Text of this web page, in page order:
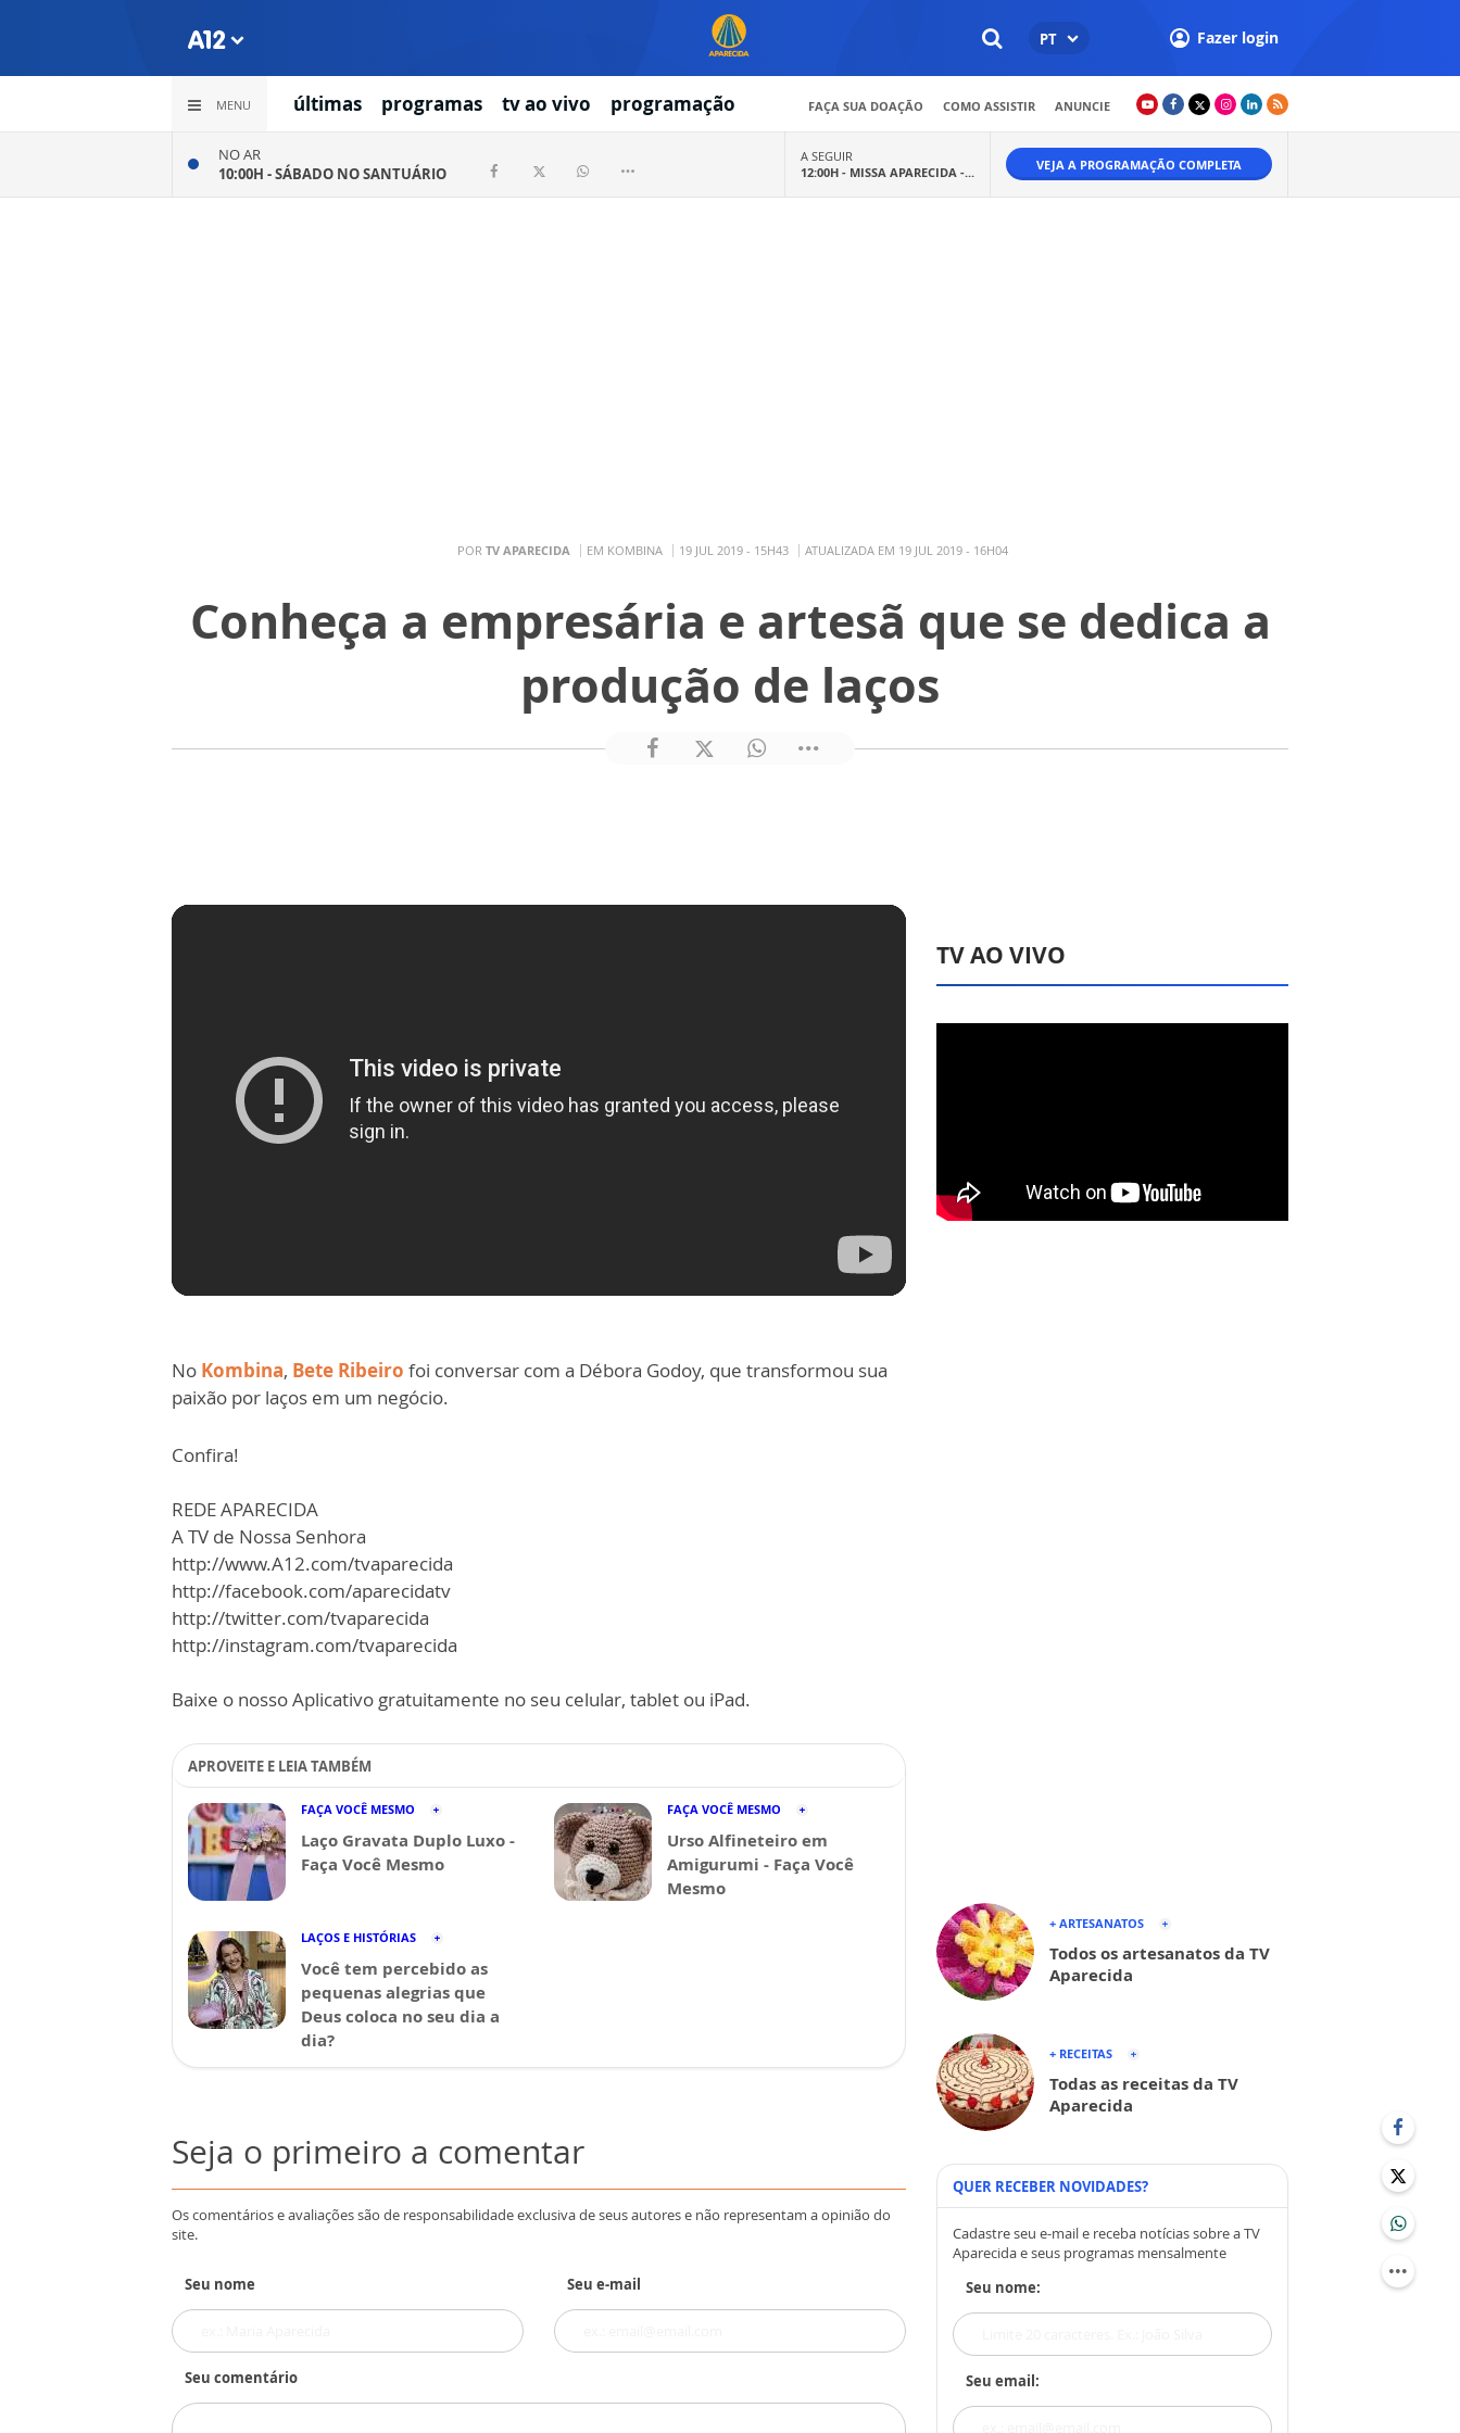
PT Fazer login
MENU últimas programas tv ao vivo programação FAÇA SUA DOAÇÃO COMO ASSISTIR ANUNCIE
NO AR
10:00H -SÁBADO NO SANTUÁRIO
A SEGUIR
12:00H - MISSA APARECIDA -... VEJA A PROGRAMAÇÃO COMPLETA
POR TV APARECIDA EM KOMBINA 19 JUL 2019 - 15H43 ATUALIZADA EM 19 JUL 2019 - 16H04
Conheça a empresária e artesã que se dedica a
produção de laços
No Kombina, Bete Ribeiro foi conversar com a Débora Godoy, que transformou sua
paixão por laços em um negócio.
Confira!
REDE APARECIDA
A TV de Nossa Senhora
http://www.A12.com/tvaparecida
http://facebook.com/aparecidatv
http://twitter.com/tvaparecida
http://instagram.com/tvaparecida
Baixe o nosso Aplicativo gratuitamente no seu celular, tablet ou iPad.
APROVEITE E LEIA TAMBÉM
FAÇA VOCÊ MESMO
Laço Gravata Duplo Luxo -
Faça Você Mesmo
FAÇA VOCÊ MESMO
Urso Alfineteiro em
Amigurumi - Faça Você
Mesmo
LAÇOS E HISTÓRIAS
Você tem percebido as
pequenas alegrias que
Deus coloca no seu dia a
dia?
Seja o primeiro a comentar
Os comentários e avaliações são de responsabilidade exclusiva de seus autores e não representam a opinião do
site.
Seu nome Seu e-mail
Seu comentário
TV AO VIVO
+ ARTESANATOS
Todos os artesanatos da TV
Aparecida
+ RECEITAS
Todas as receitas da TV
Aparecida
QUER RECEBER NOVIDADES?
Cadastre seu e-mail e receba notícias sobre a TV
Aparecida e seus programas mensalmente
Seu nome:
Seu email: